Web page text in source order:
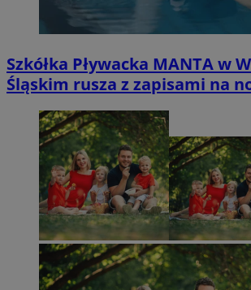
Szkółka Pływacka MANTA w
Śląskim rusza z zapisami na